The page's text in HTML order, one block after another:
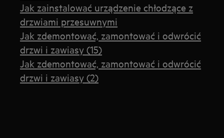
Jak zainstalować urządzenie chłodzące z
drzwiami przesuwnymi
Jak zdemontować, zamontować i odwrócić
drzwi i zawiasy (15)
Jak zdemontować, zamontować i odwrócić
drzwi i zawiasy (2)